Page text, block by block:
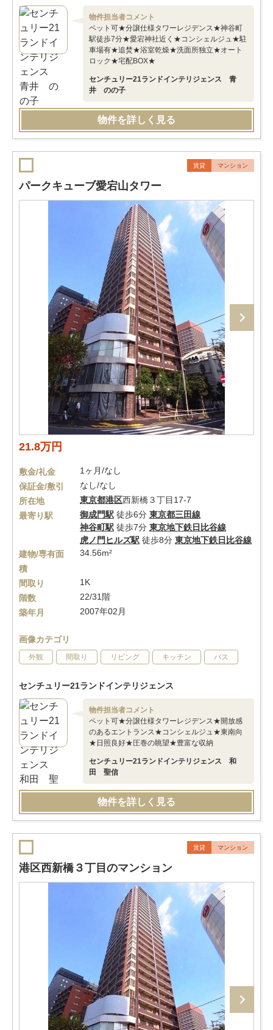
物件担当者コメント
ペット可★分譲仕様タワーレジデンス★神谷町
駅徒歩7分★愛宕神社近く★コンシェルジュ★駐
車場有★追焚★浴室乾燥★洗面所独立★オート
ロック★宅配BOX★
センチュリー21ランドインテリジェンス 青
井 のの子
物件を詳しく見る
賃貸 マンション
パークキューブ愛宕山タワー
21.8万円
敷金/礼金
1ヶ月/なし
保証金/敷引
なし/なし
所在地
東京都港区西新橋３丁目17-7
最寄り駅
御成門駅 徒歩6分 東京都三田線
神谷町駅 徒歩7分 東京地下鉄日比谷線
虎ノ門ヒルズ駅 徒歩8分 東京地下鉄日比谷線
建物/専有面
積
34.56m²
間取り
1K
階数
22/31階
築年月
2007年02月
画像カテゴリ
外観 間取り リビング キッチン バス
センチュリー21ランドインテリジェンス
物件担当者コメント
ペット可★分譲仕様タワーレジデンス★開放感
のあるエントランス★コンシェルジュ★東南向
★日照良好★圧巻の眺望★豊富な収納
センチュリー21ランドインテリジェンス 和
田 聖信
物件を詳しく見る
賃貸 マンション
港区西新橋３丁目のマンション